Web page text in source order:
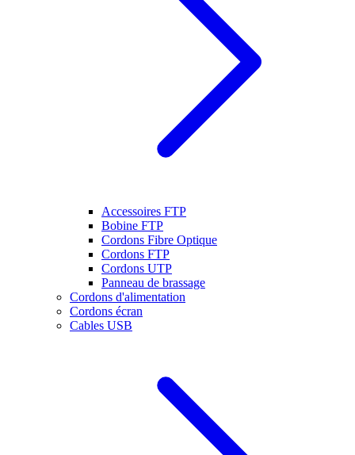
Accessoires FTP
Bobine FTP
Cordons Fibre Optique
Cordons FTP
Cordons UTP
Panneau de brassage
Cordons d'alimentation
Cordons écran
Cables USB